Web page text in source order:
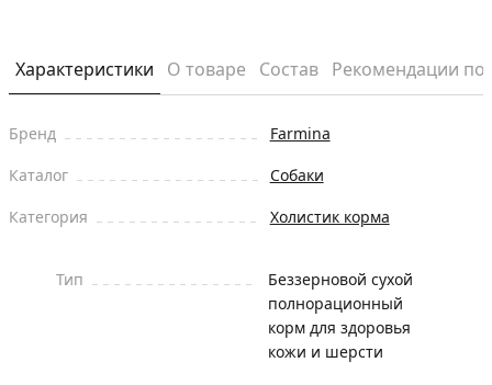
Характеристики О товаре Состав Рекомендации
Бренд
Farmina
Каталог
Собаки
Категория
Холистик корма
Тип
Беззерновой сухой
полнорационный
корм для здоровья
кожи и шерсти